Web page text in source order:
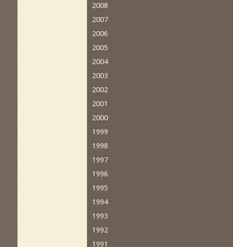
2008
2007
2006
2005
2004
2003
2002
2001
2000
1999
1998
1997
1996
1995
1994
1993
1992
1991